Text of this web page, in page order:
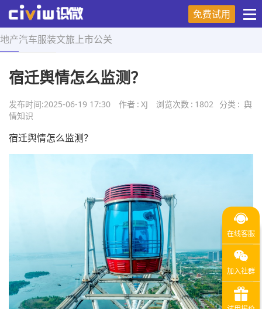
免费试用
地产汽车服装文旅 上市公关
首页 > 舆情知识 > 正文
宿迁舆情怎么监测？
发布时间:2025-06-19 17:30 作者 : XJ 浏览次数 : 1802 分类 : 舆
情知识
宿迁舆情怎么监测？